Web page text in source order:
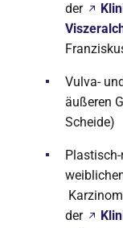
der
Vulva-
äußeren
Scheide)
der